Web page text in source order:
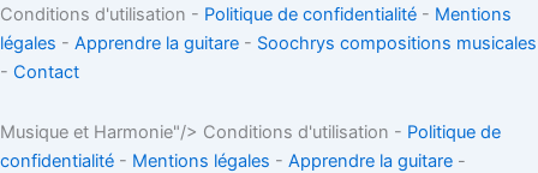
Conditions d'utilisation - Politique de confidentialité - Mentions
légales - Apprendre la guitare - Soochrys compositions musicales
- Contact
Musique et Harmonie"/> Conditions d'utilisation - Politique de
confidentialité - Mentions légales - Apprendre la guitare -